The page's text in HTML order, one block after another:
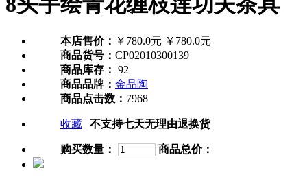
本店售价： ￥780.0元 ￥780.0元
商品货号： CP02010300139
商品库存： 92
商品品牌： 金品陶
商品点击数： 7968
收藏 不支持七天无理由退换货
购买数量： 商品总价：